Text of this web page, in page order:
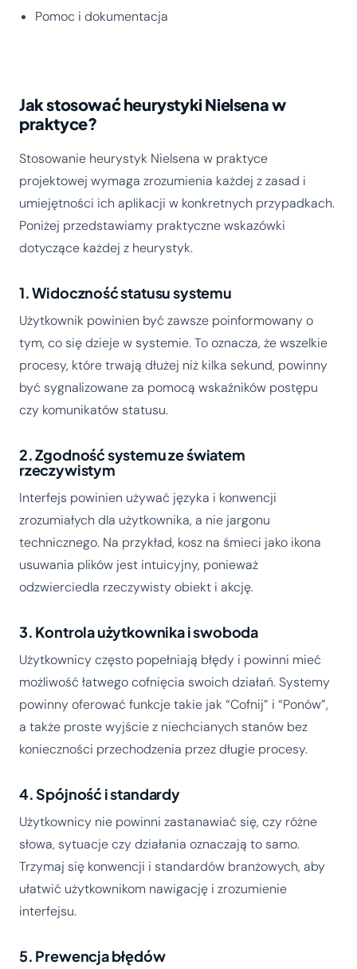
Pomoc i dokumentacja
Jak stosować heurystyki Nielsena w
praktyce?
Stosowanie heurystyk Nielsena w praktyce
projektowej wymaga zrozumienia każdej z zasad i
umiejętności ich aplikacji w konkretnych przypadkach.
Poniżej przedstawiamy praktyczne wskazówki
dotyczące każdej z heurystyk.
1. Widoczność statusu systemu
Użytkownik powinien być zawsze poinformowany o
tym, co się dzieje w systemie. To oznacza, że wszelkie
procesy, które trwają dłużej niż kilka sekund, powinny
być sygnalizowane za pomocą wskaźników postępu
czy komunikatów statusu.
2. Zgodność systemu ze światem
rzeczywistym
Interfejs powinien używać języka i konwencji
zrozumiałych dla użytkownika, a nie jargonu
technicznego. Na przykład, kosz na śmieci jako ikona
usuwania plików jest intuicyjny, ponieważ
odzwierciedla rzeczywisty obiekt i akcję.
3. Kontrola użytkownika i swoboda
Użytkownicy często popełniają błędy i powinni mieć
możliwość łatwego cofnięcia swoich działań. Systemy
powinny oferować funkcje takie jak “Cofnij” i “Ponów”,
a także proste wyjście z niechcianych stanów bez
konieczności przechodzenia przez długie procesy.
4. Spójność i standardy
Użytkownicy nie powinni zastanawiać się, czy różne
słowa, sytuacje czy działania oznaczają to samo.
Trzymaj się konwencji i standardów branżowych, aby
ułatwić użytkownikom nawigację i zrozumienie
interfejsu.
5. Prewencja błędów